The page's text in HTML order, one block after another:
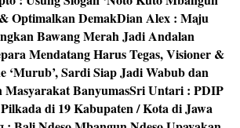
Optimalkan DemakDian Alex : Maju
Bawang Merah Jadi Andalan
Mendatang Harus Tegas, Visioner &
‘Murub’, Sardi Siap Jadi Wabub dan
BanyumasSri Untari : PDIP
di 19 Kabupaten / Kota di Jawa